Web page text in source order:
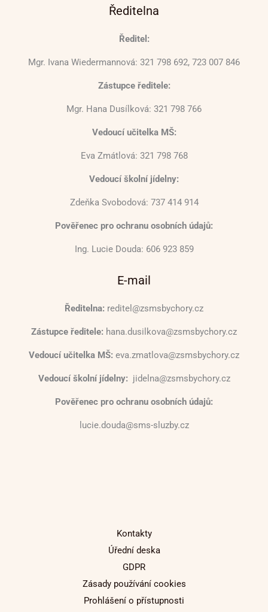
Ředitelna
Ředitel:
Mgr. Ivana Wiedermannová: 321 798 692, 723 007 846
Zástupce ředitele:
Mgr. Hana Dusílková: 321 798 766
Vedoucí učitelka MŠ:
Eva Zmátlová: 321 798 768
Vedoucí školní jídelny:
Zdeňka Svobodová: 737 414 914
Pověřenec pro ochranu osobních údajů:
Ing. Lucie Douda: 606 923 859
E-mail
Ředitelna: reditel@zsmsbychory.cz
Zástupce ředitele: hana.dusilkova@zsmsbychory.cz
Vedoucí učitelka MŠ: eva.zmatlova@zsmsbychory.cz
Vedoucí školní jídelny: jidelna@zsmsbychory.cz
Pověřenec pro ochranu osobních údajů:
lucie.douda@sms-sluzby.cz
Kontakty
Úřední deska
GDPR
Zásady používání cookies
Prohlášení o přístupnosti